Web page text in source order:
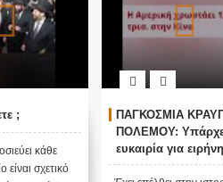
;
κάθε
είναι σχετικό
ΠΑΓΚΟΣΜΙΑ
ΠΟΛΕΜΟΥ:
ευκαιρία για
την μυστική